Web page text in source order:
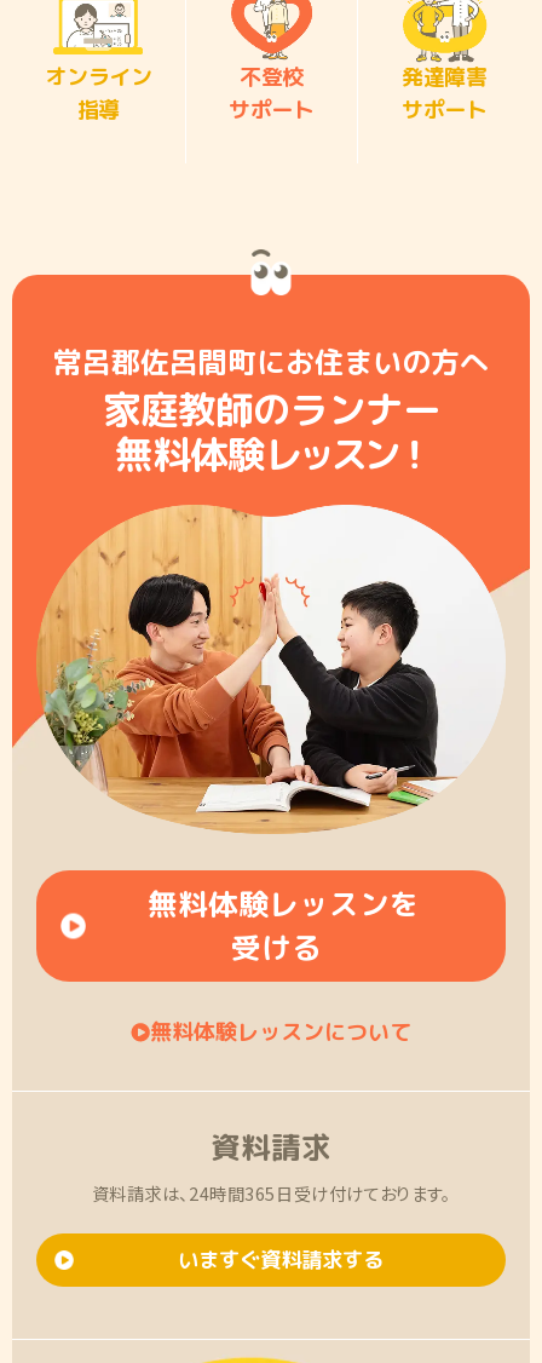
オンライン
指導
不登校
サポート
発達障害
サポート
常呂郡佐呂間町にお住まいの方へ
家庭教師のランナー
無料体験レッスン！
無料体験レッスンを
受ける
無料体験レッスンについて
資料請求
資料請求は、24時間365日受け付けております。
いますぐ資料請求する